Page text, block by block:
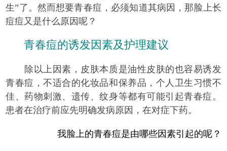
生”了。然而想要青春痘，必须知道其病因，那脸上长
痘痘又是什么原因呢？
青春痘的诱发因素及护理建议
除以上因素，皮肤本质是油性皮肤的也容易诱发
青春痘，不适合的化妆品和保养品，个人卫生习惯不
佳、药物刺激、遗传、纹身等都有可能引起青春痘。
患者在治疗前应先明确发病原因，在对症下药。
我脸上的青春痘是由哪些因素引起的呢？